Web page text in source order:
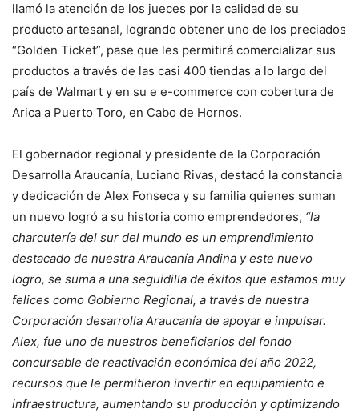
llamó la atención de los jueces por la calidad de su
producto artesanal, logrando obtener uno de los preciados
“Golden Ticket”, pase que les permitirá comercializar sus
productos a través de las casi 400 tiendas a lo largo del
país de Walmart y en su e e-commerce con cobertura de
Arica a Puerto Toro, en Cabo de Hornos.
El gobernador regional y presidente de la Corporación
Desarrolla Araucanía, Luciano Rivas, destacó la constancia
y dedicación de Alex Fonseca y su familia quienes suman
un nuevo logró a su historia como emprendedores, “la
charcutería del sur del mundo es un emprendimiento
destacado de nuestra Araucanía Andina y este nuevo
logro, se suma a una seguidilla de éxitos que estamos muy
felices como Gobierno Regional, a través de nuestra
Corporación desarrolla Araucanía de apoyar e impulsar.
Alex, fue uno de nuestros beneficiarios del fondo
concursable de reactivación económica del año 2022,
recursos que le permitieron invertir en equipamiento e
infraestructura, aumentando su producción y optimizando